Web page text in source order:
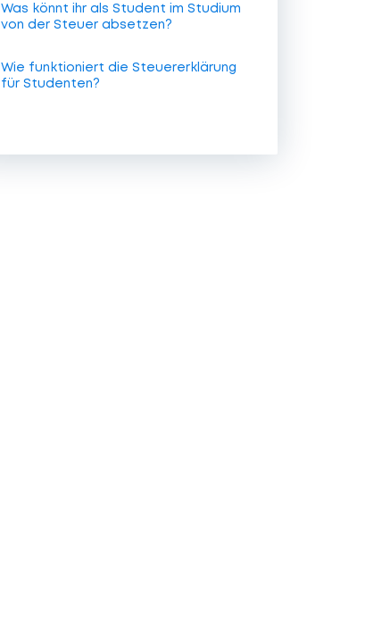
Was könnt ihr als Student im Studium
von der Steuer absetzen?
Wie funktioniert die Steuererklärung
für Studenten?